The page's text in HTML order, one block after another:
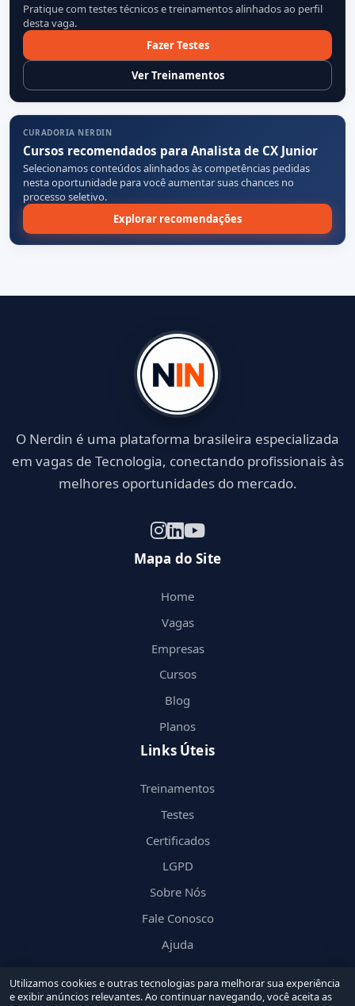
Pratique com testes técnicos e treinamentos alinhados ao perfil
desta vaga.
Fazer Testes
Ver Treinamentos
CURADORIA NERDIN
Cursos recomendados para Analista de CX Junior
Selecionamos conteúdos alinhados às competências pedidas
nesta oportunidade para você aumentar suas chances no
processo seletivo.
Explorar recomendações
O Nerdin é uma plataforma brasileira especializada
em vagas de Tecnologia, conectando profissionais às
melhores oportunidades do mercado.
Mapa do Site
Home
Vagas
Empresas
Cursos
Blog
Planos
Links Úteis
Treinamentos
Testes
Certificados
LGPD
Sobre Nós
Fale Conosco
Ajuda
Utilizamos cookies e outras tecnologias para melhorar sua experiência
e exibir anúncios relevantes. Ao continuar navegando, você aceita as